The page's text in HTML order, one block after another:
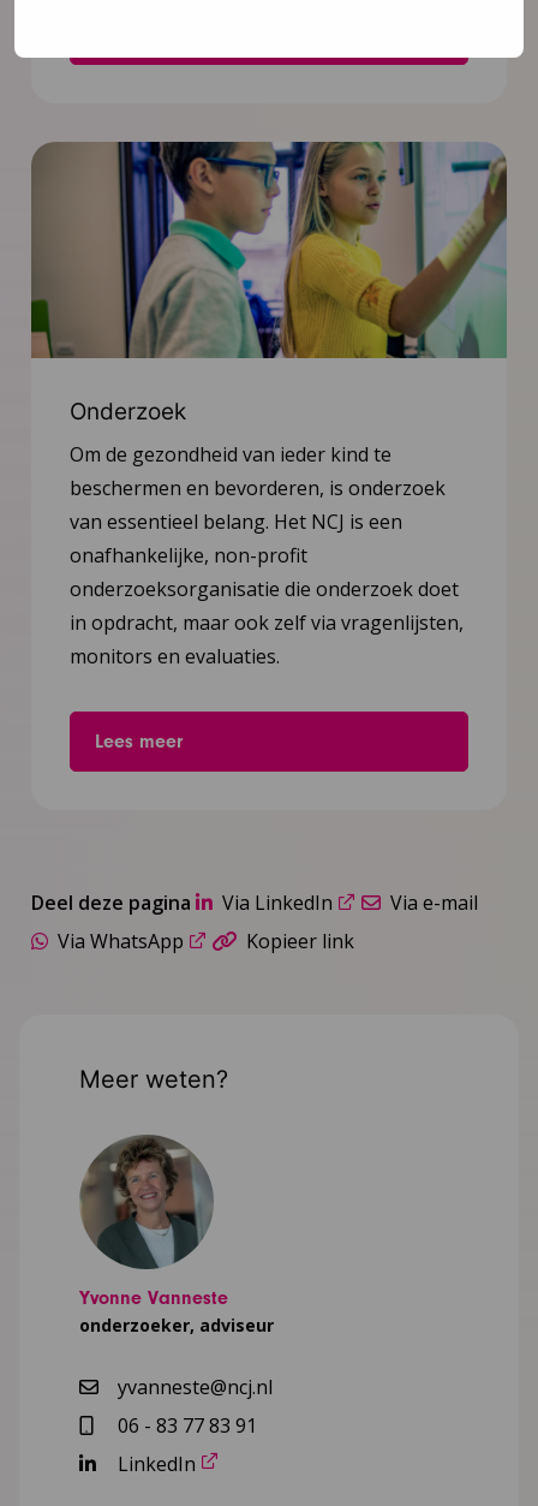
Onderzoek
Om de gezondheid van ieder kind te
beschermen en bevorderen, is onderzoek
van essentieel belang. Het NCJ is een
onafhankelijke, non-profit
onderzoeksorganisatie die onderzoek doet
in opdracht, maar ook zelf via vragenlijsten,
monitors en evaluaties.
Lees meer
Deel deze pagina Via LinkedIn
Via e-mail
Via WhatsApp
Kopieer link
Meer weten?
Yvonne Vanneste
onderzoeker, adviseur
yvanneste@ncj.nl
06 - 83 77 83 91
LinkedIn